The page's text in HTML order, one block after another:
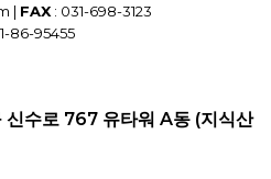
| FAX : 031-698-3123
86-95455
신수로 767 유타워 A동 (지식산